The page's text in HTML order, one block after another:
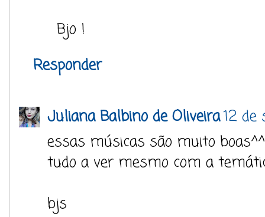
Bjo !
Responder
Juliana Balbino de Oliveira12 de
essas músicas são muito boas^^
tudo a ver mesmo com a
bjs